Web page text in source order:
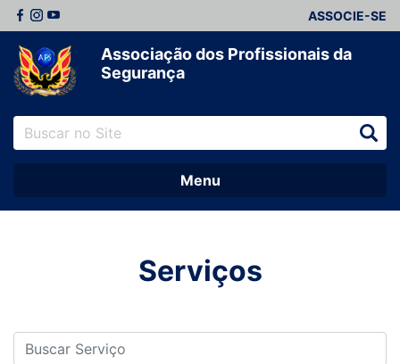
ASSOCIE-SE
Associação dos Profissionais da
Segurança
Menu
Serviços